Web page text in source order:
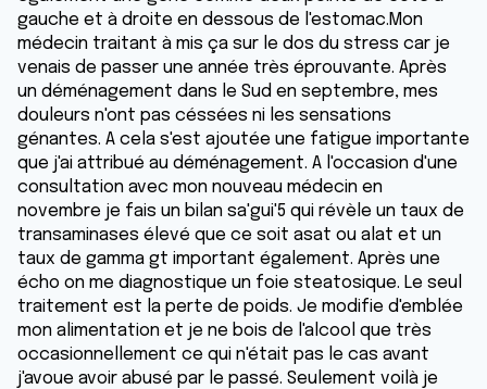
gauche et à droite en dessous de l'estomac.Mon
médecin traitant à mis ça sur le dos du stress car je
venais de passer une année très éprouvante. Après
un déménagement dans le Sud en septembre, mes
douleurs n'ont pas céssées ni les sensations
génantes. A cela s'est ajoutée une fatigue importante
que j'ai attribué au déménagement. A l'occasion d'une
consultation avec mon nouveau médecin en
novembre je fais un bilan sa'gui'5 qui révèle un taux de
transaminases élevé que ce soit asat ou alat et un
taux de gamma gt important également. Après une
écho on me diagnostique un foie steatosique. Le seul
traitement est la perte de poids. Je modifie d'emblée
mon alimentation et je ne bois de l'alcool que très
occasionnellement ce qui n'était pas le cas avant
j'avoue avoir abusé par le passé. Seulement voilà je